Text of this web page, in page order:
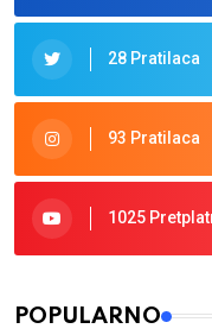
28 Pratilaca
93 Pratilaca
1025
POPULARNO